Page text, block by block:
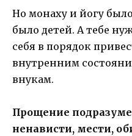
Но монаху и йогу
было детей. А тебе
себя в порядок
внутренним
внукам.
Прощение
ненависти, мести,